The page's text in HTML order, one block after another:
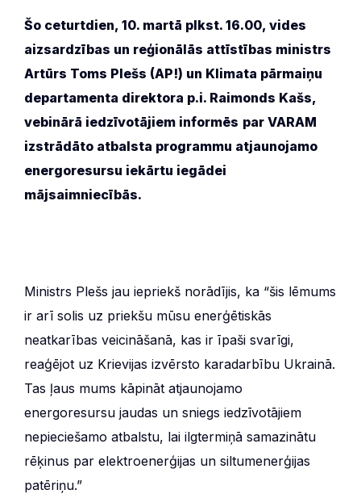
Šo ceturtdien, 10. martā plkst. 16.00, vides
aizsardzības un reģionālās attīstības ministrs
Artūrs Toms Plešs (AP!) un Klimata pārmaiņu
departamenta direktora p.i. Raimonds Kašs,
vebinārā iedzīvotājiem informēs par VARAM
izstrādāto atbalsta programmu atjaunojamo
energoresursu iekārtu iegādei
mājsaimniecībās.
Ministrs Plešs jau iepriekš norādījis, ka “šis lēmums
ir arī solis uz priekšu mūsu enerģētiskās
neatkarības veicināšanā, kas ir īpaši svarīgi,
reaģējot uz Krievijas izvērsto karadarbību Ukrainā.
Tas ļaus mums kāpināt atjaunojamo
energoresursu jaudas un sniegs iedzīvotājiem
nepieciešamo atbalstu, lai ilgtermiņā samazinātu
rēķinus par elektroenerģijas un siltumenerģijas
patēriņu.”